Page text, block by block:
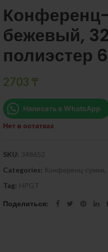
бежевый,
полиэстер
2703 ₸
Написать в WhatsApp
Нет в остатках
SKU: 348652
Categories: Конференц-сумки,
Tag: HPGT
Поделиться